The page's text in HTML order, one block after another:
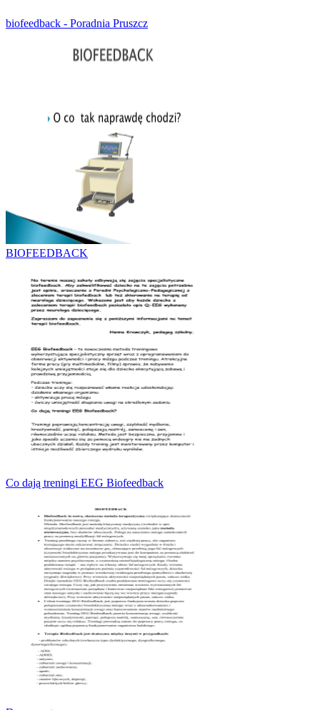
biofeedback - Poradnia Pruszcz
BIOFEEDBACK
Co dają treningi EEG Biofeedback